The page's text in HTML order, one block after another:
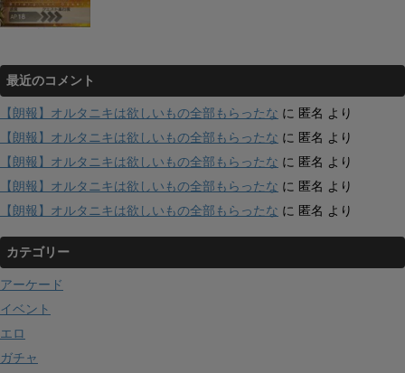
最近のコメント
【朗報】オルタニキは欲しいもの全部もらったな に 匿名 より
【朗報】オルタニキは欲しいもの全部もらったな に 匿名 より
【朗報】オルタニキは欲しいもの全部もらったな に 匿名 より
【朗報】オルタニキは欲しいもの全部もらったな に 匿名 より
【朗報】オルタニキは欲しいもの全部もらったな に 匿名 より
カテゴリー
アーケード
イベント
エロ
ガチャ